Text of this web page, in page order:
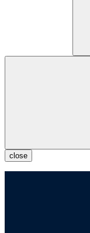
close